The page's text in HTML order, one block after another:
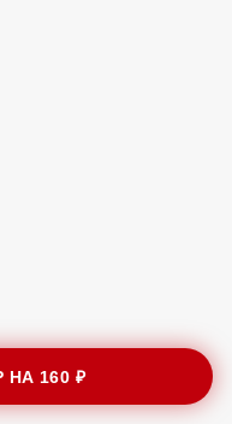
НА 160 ₽